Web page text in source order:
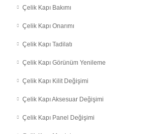
Çelik Kapı Bakımı
Çelik Kapı Onarımı
Çelik Kapı Tadilatı
Çelik Kapı Görünüm Yenileme
Çelik Kapı Kilit Değişimi
Çelik Kapı Aksesuar Değişimi
Çelik Kapı Panel Değişimi